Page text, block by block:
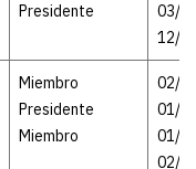
Presidente
03/
12/
Miembro
Presidente
Miembro
02/
01/
01/
02/